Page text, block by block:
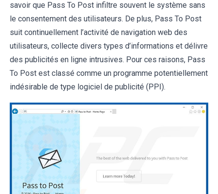
savoir que Pass To Post infiltre souvent le système sans
le consentement des utilisateurs. De plus, Pass To Post
suit continuellement l’activité de navigation web des
utilisateurs, collecte divers types d’informations et délivre
des publicités en ligne intrusives. Pour ces raisons, Pass
To Post est classé comme un programme potentiellement
indésirable de type logiciel de publicité (PPI).